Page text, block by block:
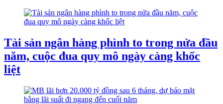
Tài sản ngân hàng phình to trong nửa đầu
năm, cuộc đua quy mô ngày càng khốc
liệt